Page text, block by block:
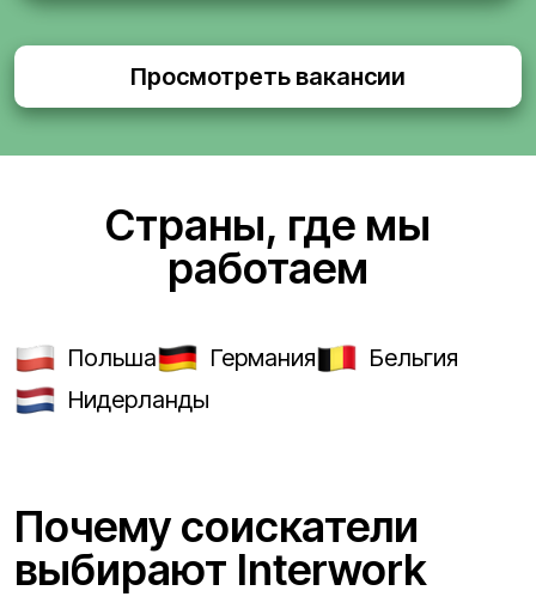
Просмотреть вакансии
Страны, где мы
работаем
Польша Германия
Бельгия
Нидерланды
Почему соискатели
выбирают Interwork